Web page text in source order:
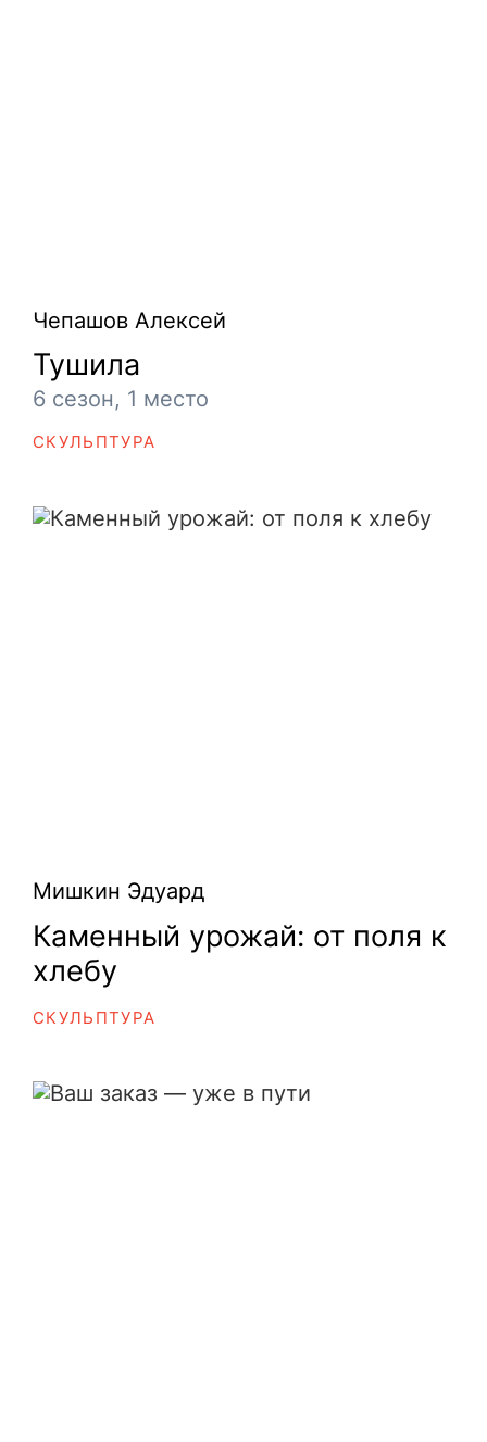
Чепашов Алексей
Тушила
6 сезон, 1 место
СКУЛЬПТУРА
Каменный урожай: от поля к хлебу
Мишкин Эдуард
Каменный урожай: от поля к
хлебу
СКУЛЬПТУРА
Ваш заказ — уже в пути